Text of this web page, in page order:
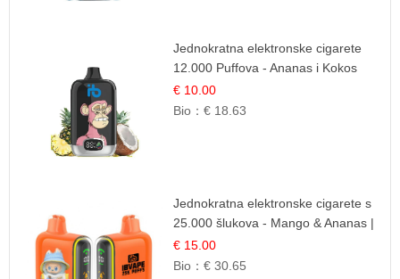
Jednokratna elektronske cigarete
12.000 Puffova - Ananas i Kokos
Sladoled | Tropski Desert
€ 10.00
Bio：€ 18.63
Jednokratna elektronske cigarete s
25.000 šlukova - Mango & Ananas |
Egzotična Voćna Mješavina
€ 15.00
Bio：€ 30.65